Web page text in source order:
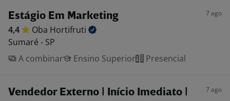
Estágio Em Marketing 7 ago
4,4 Oba Hortifruti
Sumaré - SP
A combinar
Ensino Superior Presencial
Vendedor Externo | Início Imediato |
7 ago